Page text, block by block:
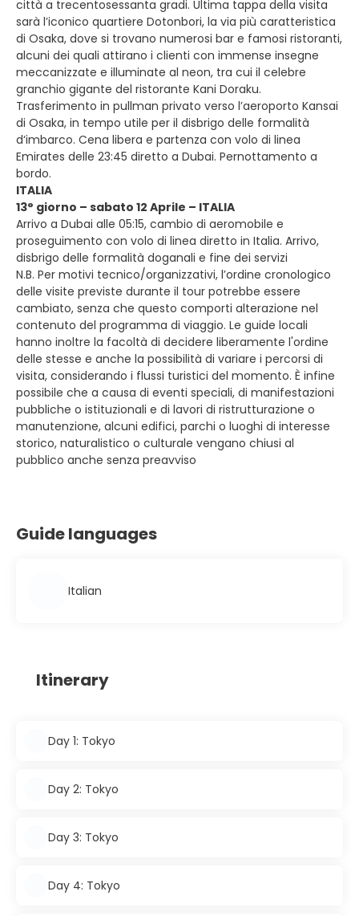
città a trecentosessanta gradi. Ultima tappa della visita
sarà l’iconico quartiere Dotonbori, la via più caratteristica
di Osaka, dove si trovano numerosi bar e famosi ristoranti,
alcuni dei quali attirano i clienti con immense insegne
meccanizzate e illuminate al neon, tra cui il celebre
granchio gigante del ristorante Kani Doraku.
Trasferimento in pullman privato verso l’aeroporto Kansai
di Osaka, in tempo utile per il disbrigo delle formalità
d‘imbarco. Cena libera e partenza con volo di linea
Emirates delle 23:45 diretto a Dubai. Pernottamento a
bordo.
ITALIA
13° giorno – sabato 12 Aprile – ITALIA
Arrivo a Dubai alle 05:15, cambio di aeromobile e
proseguimento con volo di linea diretto in Italia. Arrivo,
disbrigo delle formalità doganali e fine dei servizi
N.B. Per motivi tecnico/organizzativi, l’ordine cronologico
delle visite previste durante il tour potrebbe essere
cambiato, senza che questo comporti alterazione nel
contenuto del programma di viaggio. Le guide locali
hanno inoltre la facoltà di decidere liberamente l'ordine
delle stesse e anche la possibilità di variare i percorsi di
visita, considerando i flussi turistici del momento. È infine
possibile che a causa di eventi speciali, di manifestazioni
pubbliche o istituzionali e di lavori di ristrutturazione o
manutenzione, alcuni edifici, parchi o luoghi di interesse
storico, naturalistico o culturale vengano chiusi al
pubblico anche senza preavviso
Guide languages
Italian
Itinerary
Day 1: Tokyo
Day 2: Tokyo
Day 3: Tokyo
Day 4: Tokyo